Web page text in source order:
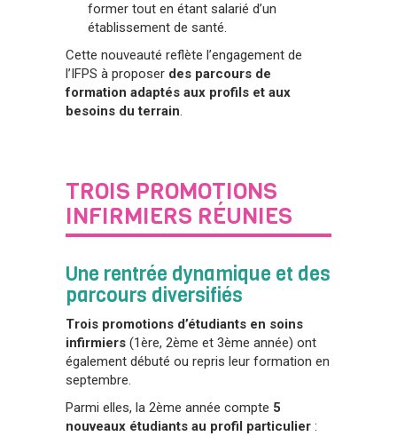
former tout en étant salarié d’un
établissement de santé.
Cette nouveauté reflète l’engagement de
l’IFPS à proposer des parcours de
formation adaptés aux profils et aux
besoins du terrain.
TROIS PROMOTIONS
INFIRMIERS RÉUNIES
Une rentrée dynamique et des
parcours diversifiés
Trois promotions d’étudiants en soins
infirmiers (1ère, 2ème et 3ème année) ont
également débuté ou repris leur formation en
septembre.
Parmi elles, la 2ème année compte 5
nouveaux étudiants au profil particulier :